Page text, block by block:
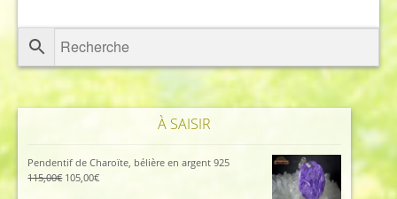
À SAISIR
Pendentif de Charoïte, bélière en argent 925
115,00€ Le
105,00€Le